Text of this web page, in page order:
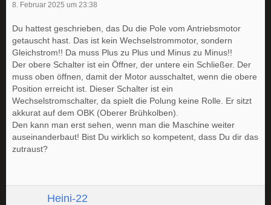
8. Februar 2025 um 23:38
Du hattest geschrieben, das Du die Pole vom Antriebsmotor
getauscht hast. Das ist kein Wechselstrommotor, sondern
Gleichstrom!! Da muss Plus zu Plus und Minus zu Minus!!
Der obere Schalter ist ein Öffner, der untere ein Schließer. Der
muss oben öffnen, damit der Motor ausschaltet, wenn die obere
Position erreicht ist. Dieser Schalter ist ein
Wechselstromschalter, da spielt die Polung keine Rolle. Er sitzt
akkurat auf dem OBK (Oberer Brühkolben).
Den kann man erst sehen, wenn man die Maschine weiter
auseinanderbaut! Bist Du wirklich so kompetent, dass Du dir das
zutraust?
Heini-22